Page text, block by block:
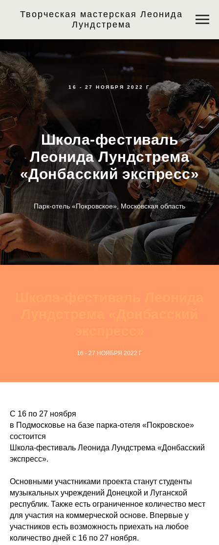
Творческая мастерская Леонида
Лундстрема
16 - 27 НОЯБРЯ 2022 Г
Школа-фестиваль
Леонида Лундстрема
«Донбасский экспресс»
Парк-отель «Покровское», Московская область
16 - 27 НОЯБРЯ 2022 Г
С 16 по 27 ноября
в Подмосковье на базе парка-отеля «Покровское»
состоится
Школа-фестиваль Леонида Лундстрема «Донбасский
экспресс».
Основными участниками проекта станут студенты
музыкальных учреждений Донецкой и Луганской
республик. Также есть ограниченное количество мест
для участия на коммерческой основе. Впервые у
участников есть возможность приехать на любое
количество дней с 16 по 27 ноября.